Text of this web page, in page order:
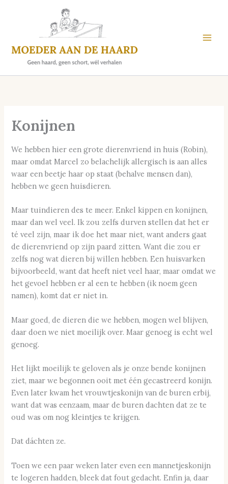
Konijnen
We hebben hier een grote dierenvriend in huis (Robin),
maar omdat Marcel zo belachelijk allergisch is aan alles
waar een beetje haar op staat (behalve mensen dan),
hebben we geen huisdieren.
Maar tuindieren des te meer. Enkel kippen en konijnen,
maar dan wel veel. Ik zou zelfs durven stellen dat het er
té veel zijn, maar ik doe het maar niet, want anders gaat
de dierenvriend op zijn paard zitten. Want die zou er
zelfs nog wat dieren bij willen hebben. Een huisvarken
bijvoorbeeld, want dat heeft niet veel haar, maar omdat we
het gevoel hebben er al een te hebben (ik noem geen
namen), komt dat er niet in.
Maar goed, de dieren die we hebben, mogen wel blijven,
daar doen we niet moeilijk over. Maar genoeg is echt wel
genoeg.
Het lijkt moeilijk te geloven als je onze bende konijnen
ziet, maar we begonnen ooit met één gecastreerd konijn.
Even later kwam het vrouwtjeskonijn van de buren erbij,
want dat was eenzaam, maar de buren dachten dat ze te
oud was om nog kleintjes te krijgen.
Dat dáchten ze.
Toen we een paar weken later even een mannetjeskonijn
te logeren hadden, bleek dat fout gedacht. Enfin ja, daar